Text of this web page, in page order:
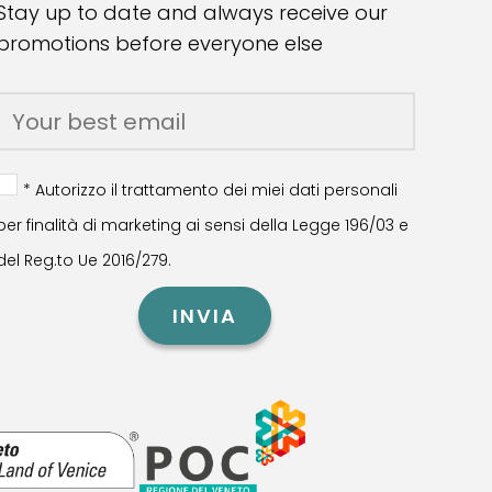
up to date and always receive our
before everyone else
* Autorizzo il trattamento dei miei dati personali
finalità di marketing ai sensi della Legge 196/03 e
Reg.to Ue 2016/279.
INVIA